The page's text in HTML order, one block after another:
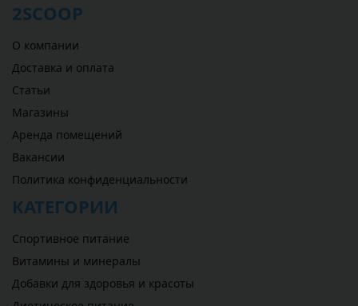
2SCOOP
О компании
Доставка и оплата
Статьи
Магазины
Аренда помещений
Вакансии
Политика конфиденциальности
КАТЕГОРИИ
Спортивное питание
Витамины и минералы
Добавки для здоровья и красоты